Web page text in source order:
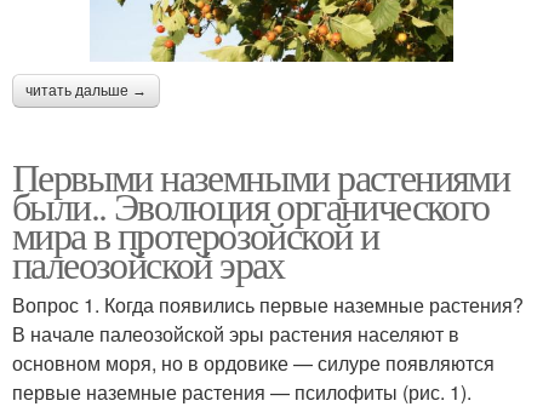
читать дальше →
Первыми наземными растениями
были.. Эволюция органического
мира в протерозойской и
палеозойской эрах
Вопрос 1. Когда появились первые наземные растения?
В начале палеозойской эры растения населяют в
основном моря, но в ордовике — силуре появляются
первые наземные растения — псилофиты (рис. 1).